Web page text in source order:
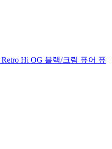
Retro Hi OG 블랙/크림 퓨어 퓨